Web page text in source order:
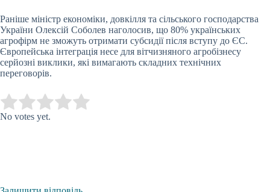
Раніше міністр економіки, довкілля та сільського господарства
України Олексій Соболев наголосив, що 80% українських
агрофірм не зможуть отримати субсидії після вступу до ЄС.
Європейська інтеграція несе для вітчизняного агробізнесу
серйозні виклики, які вимагають складних технічних
переговорів.
Rate this item:
No votes yet.